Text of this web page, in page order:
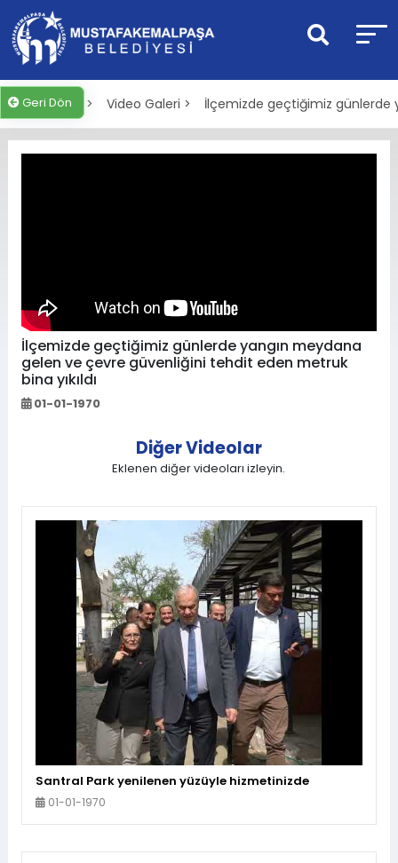
Geri Dön
Anasayfa > Video Galeri > İlçemizde geçtiğimiz günlerde
İlçemizde geçtiğimiz günlerde yangın meydana
gelen ve çevre güvenliğini tehdit eden metruk
bina yıkıldı
01-01-1970
Diğer Videolar
Eklenen diğer videoları izleyin.
Santral Park yenilenen yüzüyle hizmetinizde
01-01-1970